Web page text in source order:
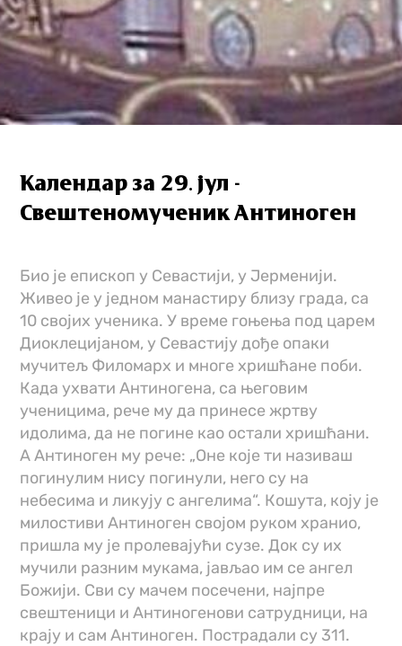
Календар за 29. јул -
Свештеномученик Антиноген
Био је епископ у Севастији, у Јерменији.
Живео је у једном манастиру близу града, са
10 својих ученика. У време гоњења под царем
Диоклецијаном, у Севастију дође опаки
мучитељ Филомарх и многе хришћане поби.
Када ухвати Антиногена, са његовим
ученицима, рече му да принесе жртву
идолима, да не погине као остали хришћани.
А Антиноген му рече: „Оне које ти називаш
погинулим нису погинули, него су на
небесима и ликују с ангелима“. Кошута, коју је
милостиви Антиноген својом руком хранио,
пришла му је пролевајући сузе. Док су их
мучили разним мукама, јављао им се ангел
Божији. Сви су мачем посечени, најпре
свештеници и Антиногенови сатрудници, на
крају и сам Антиноген. Пострадали су 311.